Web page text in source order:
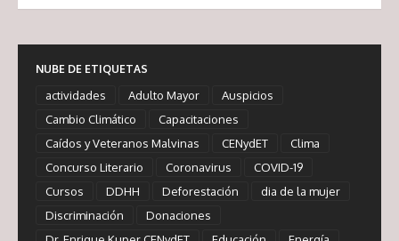
NUBE DE ETIQUETAS
actividades Adulto Mayor
Auspicios
Cambio Climático
Capacitaciones
Caídos y Veteranos Malvinas
CENydET
Clima
Concurso Literario
Coronavirus
COVID-19
Cursos
DDHH Deforestación
dia de la mujer
Discriminación
Donaciones